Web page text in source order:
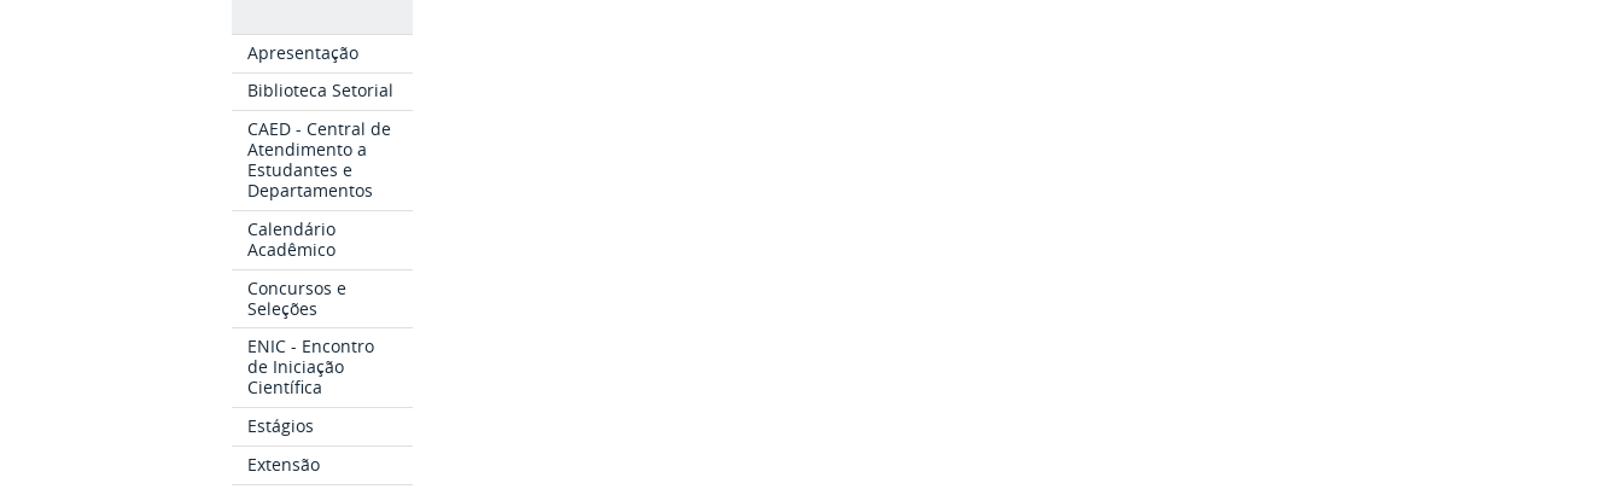
Apresentação
Biblioteca Setorial
CAED - Central de
Atendimento a
Estudantes e
Departamentos
Calendário
Acadêmico
Concursos e
Seleções
ENIC - Encontro
de Iniciação
Científica
Estágios
Extensão